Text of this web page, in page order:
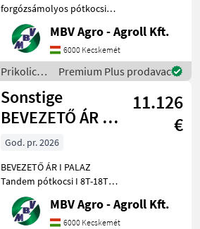
pótkocsik I 8
forgózsámolyos pótkocsik I
8T-18T Ha PALAZ akkor
kizárólag az MBV AGRO!
Vásároljon közvetlenül az
importőrtől, a régió
legnagyobb PALAZ
keresked
MBV Agro - Agroll Kft.
6000 Kecskemét
Prikolice i
transportna
vozila /
Sonstige
Premium Plus prodavac
Sonstige
BEVEZETŐ ÁR I
PALAZ Tandem
pótkocsi I 8T-18T
11.126
€
God. pr. 2026
BEVEZETŐ ÁR I PALAZ
Tandem pótkocsi I 8T-18T
Ha PALAZ akkor kizárólag
az MBV AGRO! Vásároljon
közvetlenül az importőrtől,
MBV Agro - Agroll Kft.
6000 Kecskemét